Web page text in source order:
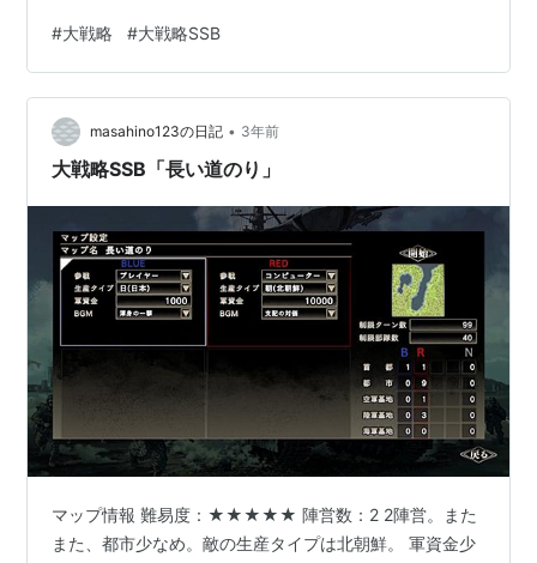
陸軍基地がマップ上部とマップ下部に1つずつ。 軍資金は
比較的潤沢にある。 攻略メモ なかなか、攻略法を見つけ
られず、何度もやり直した。なんとかクリアしたが、最
適解かどうかは分からない。 序盤は、まずは防御から。
YELLOWなので、順番も気にしないといけない。REDか
#大戦略 #大戦略SSB
masahino123の日記 • 3年前
大戦略SSB「長い道のり」
マップ情報 難易度：★★★★★ 陣営数：2 2陣営。また
また、都市少なめ。敵の生産タイプは北朝鮮。 軍資金少